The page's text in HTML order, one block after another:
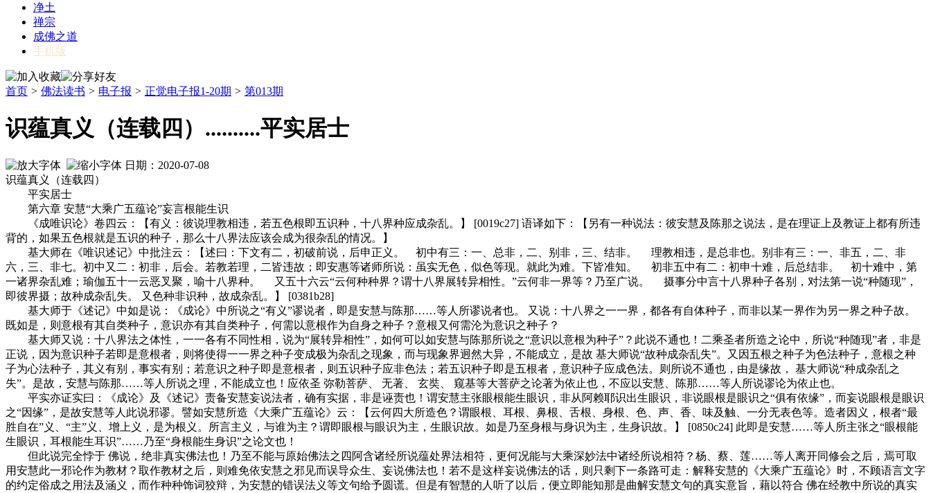
净土
禅宗
成佛之道
手机版
首页 > 佛法读书 > 电子报 > 正觉电子报1-20期 > 第013期
识蕴真义（连载四）..........平实居士
日期：2020-07-08
识蕴真义（连载四）
平实居士
第六章 安慧“大乘广五蕴论”妄言根能生识
《成唯识论》卷四云：【有义：彼说理教相违，若五色根即五识种，十八界种应成杂乱。】 [0019c27] 语译如下：【另有一种说法：彼安慧及陈那之说法，是在理证上及教证上都有所违
背的，如果五色根就是五识的种子，那么十八界法应该会成为很杂乱的情况。】
基大师在《唯识述记》中批注云：【述曰：下文有二，初破前说，后申正义。 初中有三：一、总非，二、别非，三、结非。 理教相违，是总非也。别非有三：一、非五，二、非
六，三、非七。初中又二：初非，后会。若教若理，二皆违故；即安惠等诸师所说：虽实无色，似色等现。就此为难。下皆准知。 初非五中有二：初申十难，后总结非。 初十难中，第
一诸界杂乱难；瑜伽五十一云恶叉聚，喻十八界种。 又五十六云“云何种种界？谓十八界展转异相性。”云何非一界等？乃至广说。 摄事分中言十八界种子各别，对法第一说“种随现”，
即彼界摄；故种成杂乱失。 又色种非识种，故成杂乱。】 [0381b28]
基大师于《述记》中如是说：《成论》中所说之“有义”谬说者，即是安慧与陈那……等人所谬说者也。 又说：十八界之一一界，都各有自体种子，而非以某一界作为另一界之种子故。
既如是，则意根有其自类种子，意识亦有其自类种子，何需以意根作为自身之种子？意根又何需沦为意识之种子？
基大师又说：十八界法之体性，一一各有不同性相，说为“展转异相性”，如何可以如安慧与陈那所说之“意识以意根为种子”？此说不通也！二乘圣者所造之论中，所说“种随现”者，非是
正说，因为意识种子若即是意根者，则将使得一一界之种子变成极为杂乱之现象，而与现象界迥然大异，不能成立，是故 基大师说“故种成杂乱失”。又因五根之种子为色法种子，意根之种
子为心法种子，其义有别，事实有别；若意识之种子即是意根者，则五识种子应非色法；若五识种子即是五根者，意识种子应成色法。则所说不通也，由是缘故， 基大师说“种成杂乱之
失”。是故，安慧与陈那……等人所说之理，不能成立也！应依圣 弥勒菩萨、 无著、 玄奘、 窥基等大菩萨之论著为依止也，不应以安慧、陈那……等人所说谬论为依止也。
平实亦证实曰：《成论》及《述记》责备安慧妄说法者，确有实据，非是诬责也！谓安慧主张眼根能生眼识，非从阿赖耶识出生眼识，非说眼根是眼识之“俱有依缘”，而妄说眼根是眼识
之“因缘”，是故安慧等人此说邪谬。譬如安慧所造《大乘广五蕴论》云：【云何四大所造色？谓眼根、耳根、鼻根、舌根、身根、色、声、香、味及触、一分无表色等。造者因义，根者“最
胜自在”义、“主”义、增上义，是为根义。所言主义，与谁为主？谓即眼根与眼识为主，生眼识故。如是乃至身根与身识为主，生身识故。】 [0850c24] 此即是安慧……等人所主张之“眼根能
生眼识，耳根能生耳识”……乃至“身根能生身识”之论文也！
但此说完全悖于 佛说，绝非真实佛法也！乃至不能与原始佛法之四阿含诸经所说蕴处界法相符，更何况能与大乘深妙法中诸经所说相符？杨、蔡、莲……等人离开同修会之后，焉可取
用安慧此一邪论作为教材？取作教材之后，则难免依安慧之邪见而误导众生、妄说佛法也！若不是这样妄说佛法的话，则只剩下一条路可走：解释安慧的《大乘广五蕴论》时，不顾语言文字
的约定俗成之用法及涵义，而作种种饰词狡辩，为安慧的错误法义等文句给予圆谎。但是有智慧的人听了以后，便立即能知那是曲解安慧文句的真实意旨，藉以符合 佛在经教中所说的真实